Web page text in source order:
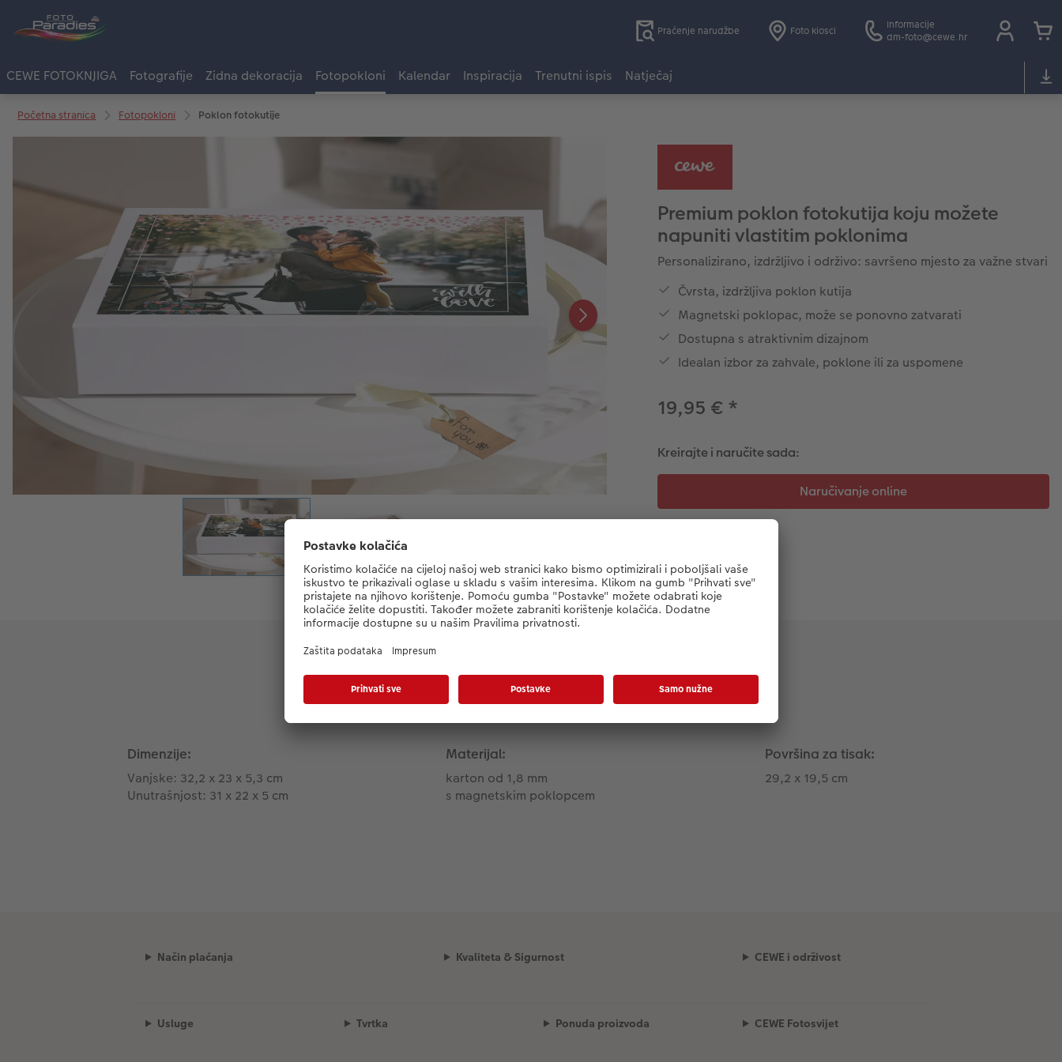
Praćenje narudžbe Foto kiosci
Informacije
dm-foto@cewe.hr
CEWE FOTOKNJIGA Fotografije Zidna dekoracija Fotopokloni Kalendar Inspiracija Trenutni ispis Natječaj
Početna stranica Fotopokloni Poklon fotokutije
Premium poklon fotokutija koju možete
napuniti vlastitim poklonima
Personalizirano, izdržljivo i održivo: savršeno mjesto za važne stvari
Čvrsta, izdržljiva poklon kutija
Magnetski poklopac, može se ponovno zatvarati
Dostupna s atraktivnim dizajnom
Idealan izbor za zahvale, poklone ili za uspomene
19,95 € *
Kreirajte i naručite sada:
Informacije o proizvodu
Dimenzije:
Vanjske: 32,2 x 23 x 5,3 cm
Unutrašnjost: 31 x 22 x 5 cm
Materijal:
karton od 1,8 mm
s magnetskim poklopcem
Površina za tisak:
29,2 x 19,5 cm
Način plaćanja Kvaliteta & Sigurnost CEWE i održivost
Usluge Tvrtka Ponuda proizvoda CEWE Fotosvijet